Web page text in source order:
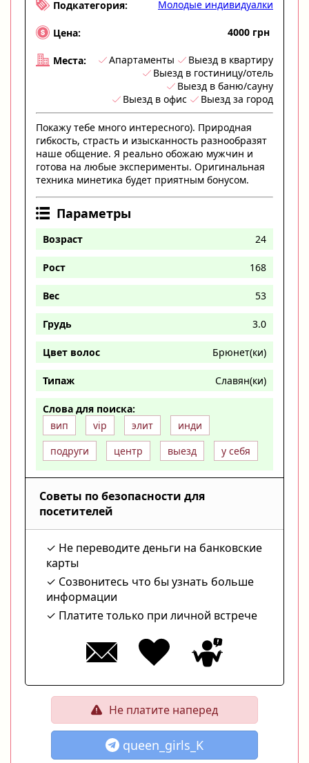
Подкатегория: Молодые индивидуалки
Цена: 4000 грн
Места: Апартаменты
Выезд в квартиру
Выезд в гостиницу/отель
Выезд в баню/сауну
Выезд в офис
Выезд за город
Покажу тебе много интересного). Природная
гибкость, страсть и изысканность разнообразят
наше общение. Я реально обожаю мужчин и
готова на любые эксперименты. Оригинальная
техника минетика будет приятным бонусом.
Параметры
Возраст 24
Рост 168
Вес 53
Грудь 3.0
Цвет волос Брюнет(ки)
Типаж Славян(ки)
Слова для поиска:
вип
vip элит
инди
подруги
центр выезд у себя
Советы по безопасности для
посетителей
Не переводите деньги на банковские
карты
Созвонитесь что бы узнать больше
информации
Платите только при личной встрече
Не платите наперед
queen_girls_K